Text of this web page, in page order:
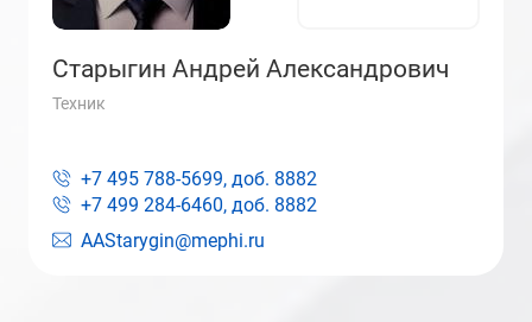
Старыгин Андрей Александрович
Техник
AAStarygin@mephi.ru
+7 495 788-5699, доб. 8882
+7 499 284-6460, доб. 8882